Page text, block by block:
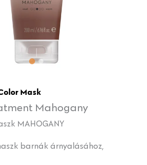
Mask
Mahogany
MAHOGANY
barnák árnyalásához,